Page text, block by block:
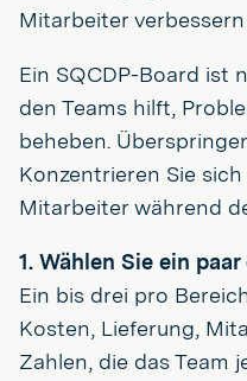
Mitarbeiter verbessern
Ein SQCDP-Board ist
den Teams hilft,
beheben.
Konzentrieren Sie
Mitarbeiter während
1. Wählen Sie ein
Ein bis drei pro
Kosten, Lieferung,
Zahlen, die das Team